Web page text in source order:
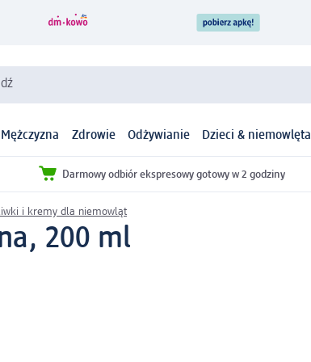
Mężczyzna Zdrowie Odżywianie Dzieci & niemowlęta
Darmowy odbiór ekspresowy gotowy w 2 godziny
i kremy dla niemowląt
200 ml